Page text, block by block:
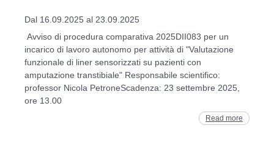
Dal 16.09.2025 al 23.09.2025
Avviso di procedura comparativa 2025DII083 per un
incarico di lavoro autonomo per attività di "Valutazione
funzionale di liner sensorizzati su pazienti con
amputazione transtibiale" Responsabile scientifico:
professor Nicola PetroneScadenza: 23 settembre 2025,
ore 13.00
Read more